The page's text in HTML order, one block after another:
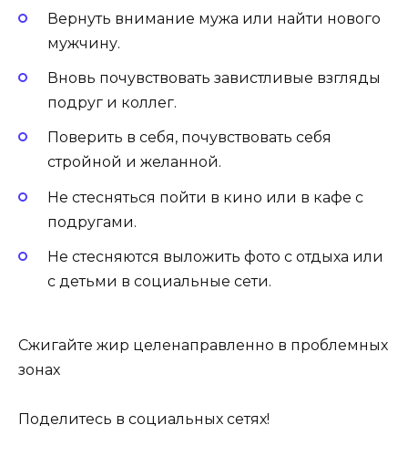
Вернуть внимание мужа или найти нового
мужчину.
Вновь почувствовать завистливые взгляды
подруг и коллег.
Поверить в себя, почувствовать себя
стройной и желанной.
Не стесняться пойти в кино или в кафе с
подругами.
Не стесняются выложить фото с отдыха или
с детьми в социальные сети.
Сжигайте жир целенаправленно в проблемных
зонах
Поделитесь в социальных сетях!